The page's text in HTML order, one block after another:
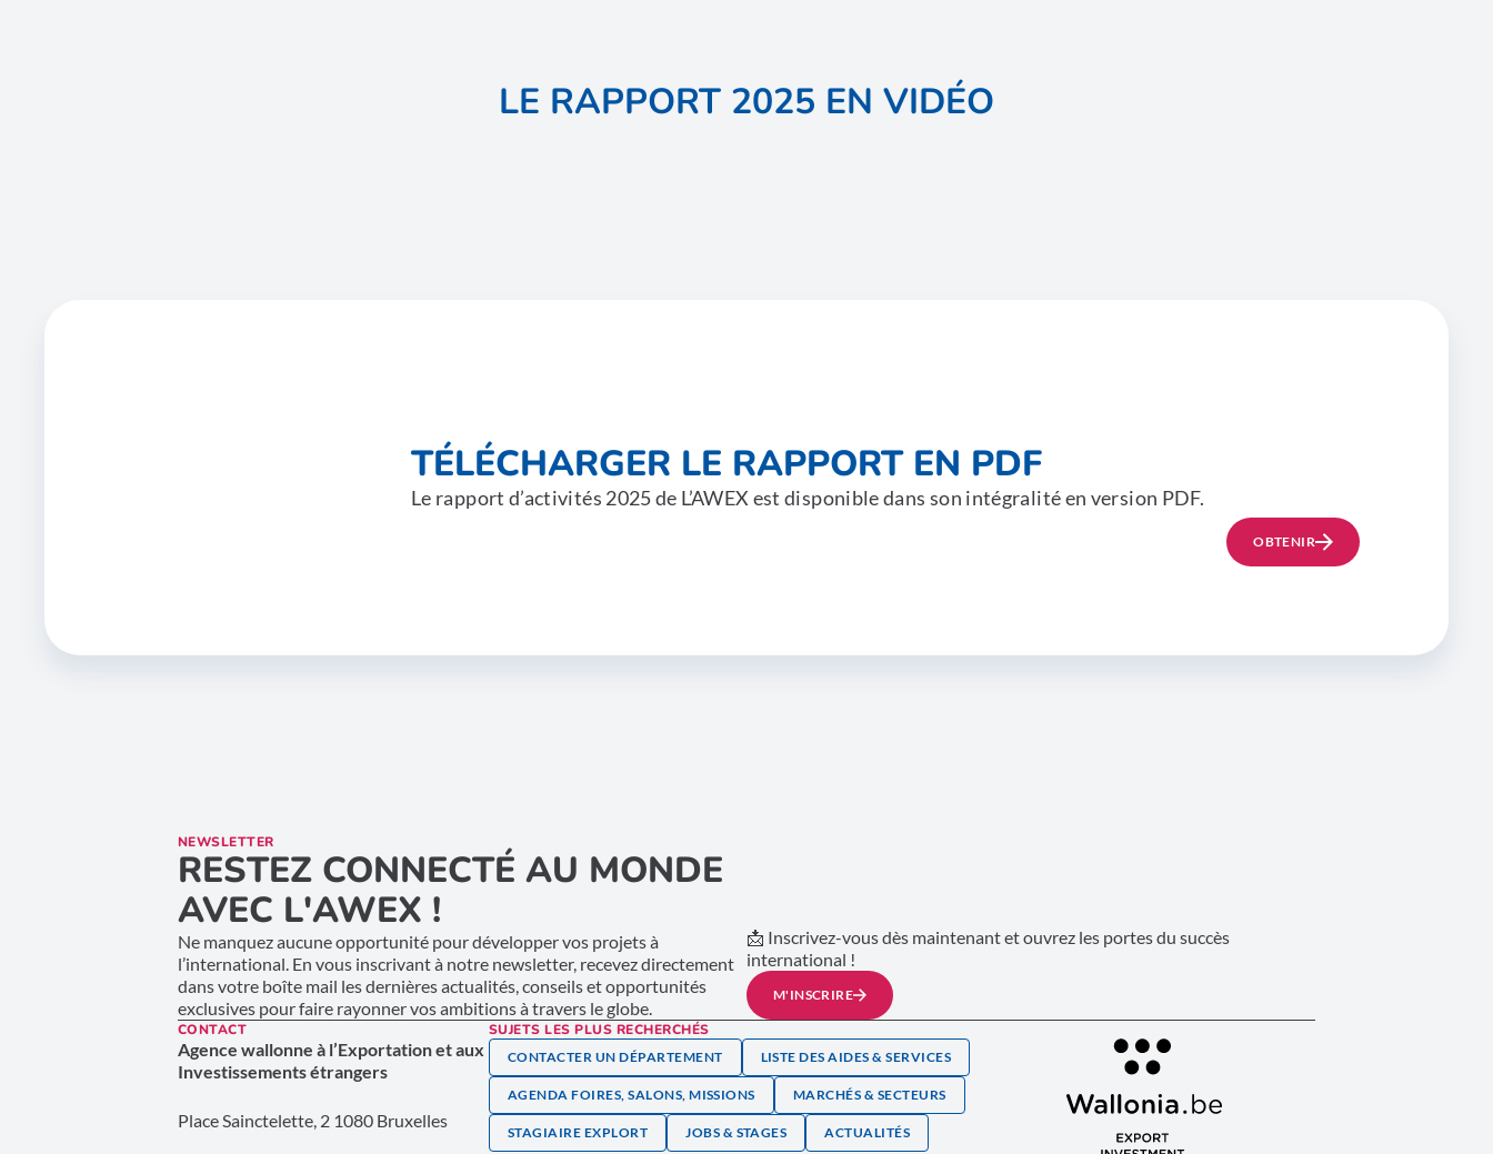
LE RAPPORT 2025 EN VIDÉO
TÉLÉCHARGER LE RAPPORT EN PDF
Le rapport d’activités 2025 de L’AWEX est disponible dans son intégralité en version PDF.
OBTENIR
NEWSLETTER
RESTEZ CONNECTÉ AU MONDE
AVEC L'AWEX !
Ne manquez aucune opportunité pour développer vos projets à
l’international. En vous inscrivant à notre newsletter, recevez directement
dans votre boîte mail les dernières actualités, conseils et opportunités
exclusives pour faire rayonner vos ambitions à travers le globe.
📩 Inscrivez-vous dès maintenant et ouvrez les portes du succès
international !
M'INSCRIRE
CONTACT
Agence wallonne à l’Exportation et aux
Investissements étrangers
Place Sainctelette, 2 1080 Bruxelles
SUJETS LES PLUS RECHERCHÉS
CONTACTER UN DÉPARTEMENT LISTE DES AIDES & SERVICES
AGENDA FOIRES, SALONS, MISSIONS MARCHÉS & SECTEURS
STAGIAIRE EXPLORT JOBS & STAGES ACTUALITÉS